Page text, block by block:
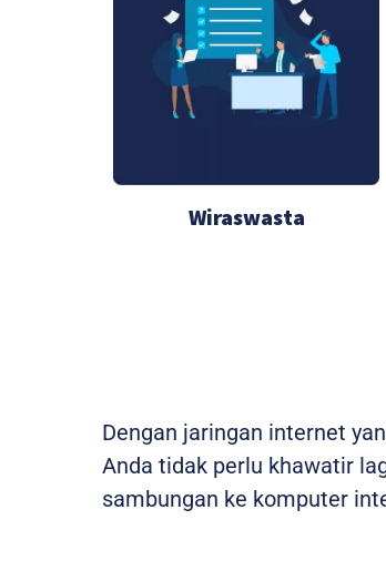
Wiraswasta
Dengan jaringan internet
Anda tidak perlu khawatir
sambungan ke komputer